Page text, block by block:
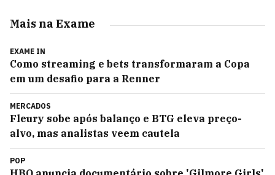
Mais na Exame
EXAME IN
Como streaming e bets transformaram a Copa
em um desafio para a Renner
MERCADOS
Fleury sobe após balanço e BTG eleva preço-
alvo, mas analistas veem cautela
POP